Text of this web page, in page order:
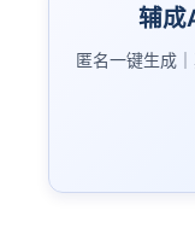
辅成
匿名一键生成